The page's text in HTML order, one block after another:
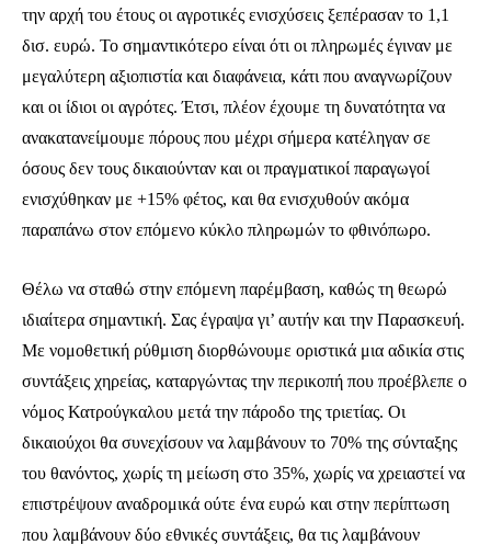
την αρχή του έτους οι αγροτικές ενισχύσεις ξεπέρασαν το 1,1
δισ. ευρώ. Το σημαντικότερο είναι ότι οι πληρωμές έγιναν με
μεγαλύτερη αξιοπιστία και διαφάνεια, κάτι που αναγνωρίζουν
και οι ίδιοι οι αγρότες. Έτσι, πλέον έχουμε τη δυνατότητα να
ανακατανείμουμε πόρους που μέχρι σήμερα κατέληγαν σε
όσους δεν τους δικαιούνταν και οι πραγματικοί παραγωγοί
ενισχύθηκαν με +15% φέτος, και θα ενισχυθούν ακόμα
παραπάνω στον επόμενο κύκλο πληρωμών το φθινόπωρο.
Θέλω να σταθώ στην επόμενη παρέμβαση, καθώς τη θεωρώ
ιδιαίτερα σημαντική. Σας έγραψα γι’ αυτήν και την Παρασκευή.
Με νομοθετική ρύθμιση διορθώνουμε οριστικά μια αδικία στις
συντάξεις χηρείας, καταργώντας την περικοπή που προέβλεπε ο
νόμος Κατρούγκαλου μετά την πάροδο της τριετίας. Οι
δικαιούχοι θα συνεχίσουν να λαμβάνουν το 70% της σύνταξης
του θανόντος, χωρίς τη μείωση στο 35%, χωρίς να χρειαστεί να
επιστρέψουν αναδρομικά ούτε ένα ευρώ και στην περίπτωση
που λαμβάνουν δύο εθνικές συντάξεις, θα τις λαμβάνουν